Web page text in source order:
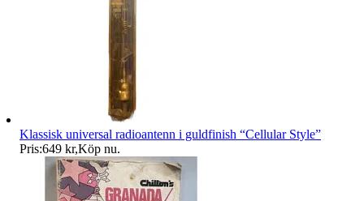
Klassisk universal radioantenn i guldfinish “Cellular Style”
Pris:649 kr,Köp nu.